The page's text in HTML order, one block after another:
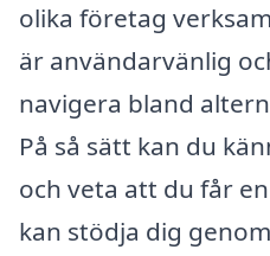
olika företag
är användarvänlig
navigera bland
På så sätt kan du
och veta att du får
kan stödja dig